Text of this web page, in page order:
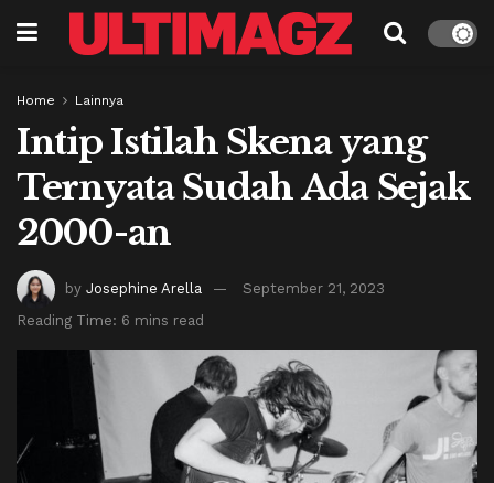
Home Lainnya
Intip Istilah Skena yang
Ternyata Sudah Ada Sejak
2000-an
by Josephine Arella
September 21, 2023
Reading Time: 6 mins read